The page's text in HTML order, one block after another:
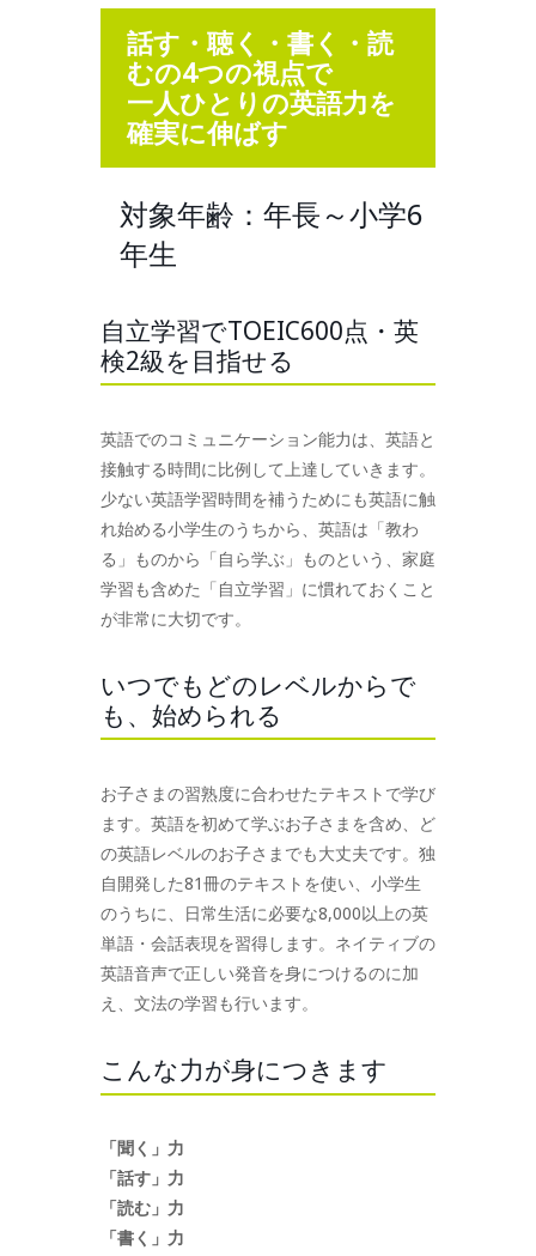
話す・聴く・書く・読
むの4つの視点で
一人ひとりの英語力を
確実に伸ばす
対象年齢：年長～小学6
年生
自立学習でTOEIC600点・英
検2級を目指せる
英語でのコミュニケーション能力は、英語と
接触する時間に比例して上達していきます。
少ない英語学習時間を補うためにも英語に触
れ始める小学生のうちから、英語は「教わ
る」ものから「自ら学ぶ」ものという、家庭
学習も含めた「自立学習」に慣れておくこと
が非常に大切です。
いつでもどのレベルからで
も、始められる
お子さまの習熟度に合わせたテキストで学び
ます。英語を初めて学ぶお子さまを含め、ど
の英語レベルのお子さまでも大丈夫です。独
自開発した81冊のテキストを使い、小学生
のうちに、日常生活に必要な8,000以上の英
単語・会話表現を習得します。ネイティブの
英語音声で正しい発音を身につけるのに加
え、文法の学習も行います。
こんな力が身につきます
「聞く」力
「話す」力
「読む」力
「書く」力